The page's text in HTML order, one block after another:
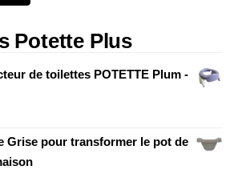
Potette Plus
de toilettes POTETTE Plum -
Grise pour transformer le pot de